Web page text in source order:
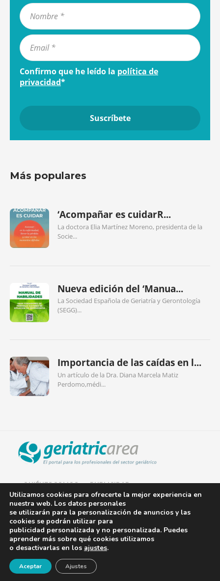
Confirmo que he leído la política de
privacidad*
Más populares
‘Acompañar es cuidarR...
La doctora Elia Martínez Moreno, presidenta de la
Socie...
Nueva edición del ‘Manua...
La Sociedad Española de Geriatría y Gerontología
(SEGG)...
Importancia de las caídas en l...
Un artículo de la Dra. Diana Marcela Matiz
Perdomo,médi...
QUIÉNES SOMOS PUBLICIDAD
AVISO LEGAL
POLÍTICA DE COOKIES
POLÍTICA DE PRIVACIDAD
CONTACTO¡Newsletter!
Utilizamos cookies para ofrecerte la mejor experiencia en
nuestra web. Los datos personales
se utilizarán para la personalización de anuncios y las
cookies se podrán utilizar para
publicidad personalizada y no personalizada. Puedes
aprender más sobre qué cookies utilizamos
o desactivarlas en los ajustes.
Aceptar Ajustes